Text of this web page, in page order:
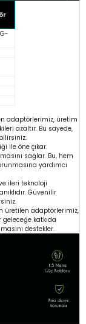
adaptörlerimiz, üretim
azaltır. Bu sayede,
ile öne çıkar.
sağlar. Bu, hem
yardımcı
ileri teknoloji
Güvenilir
üretilen adaptörlerimiz,
katkıda
destekler.